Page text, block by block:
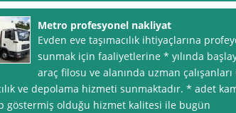
Metro profesyonel nakliyat
Evden eve taşımacılık ihtiyaçlarına
sunmak için faaliyetlerine * yılında
araç filosu ve alanında uzman
ve depolama hizmeti sunmaktadır. * adet
göstermiş olduğu hizmet kalitesi ile bugün